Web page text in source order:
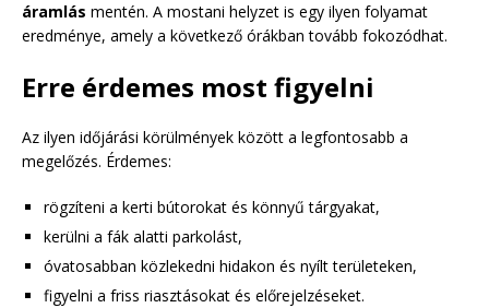
áramlás mentén. A mostani helyzet is egy ilyen folyamat
eredménye, amely a következő órákban tovább fokozódhat.
Erre érdemes most figyelni
Az ilyen időjárási körülmények között a legfontosabb a
megelőzés. Érdemes:
rögzíteni a kerti bútorokat és könnyű tárgyakat,
kerülni a fák alatti parkolást,
óvatosabban közlekedni hidakon és nyílt területeken,
figyelni a friss riasztásokat és előrejelzéseket.